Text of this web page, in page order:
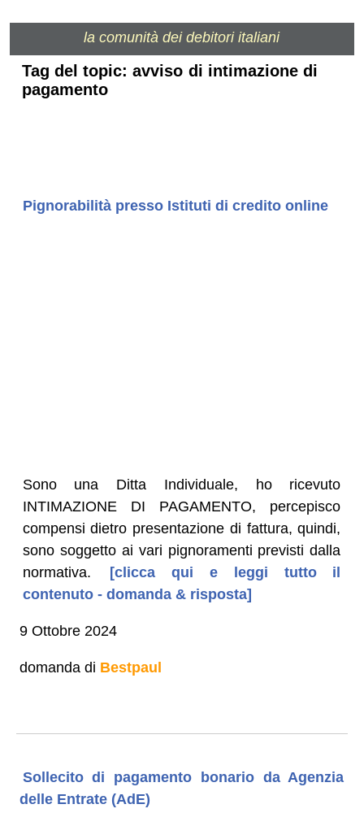
la comunità dei debitori italiani
Tag del topic: avviso di intimazione di
pagamento
Pignorabilità presso Istituti di credito online
Sono una Ditta Individuale, ho ricevuto
INTIMAZIONE DI PAGAMENTO, percepisco
compensi dietro presentazione di fattura, quindi,
sono soggetto ai vari pignoramenti previsti dalla
normativa.
[clicca qui e leggi tutto il
contenuto - domanda & risposta]
9 Ottobre 2024
domanda di Bestpaul
Sollecito di pagamento bonario da Agenzia
delle Entrate (AdE)